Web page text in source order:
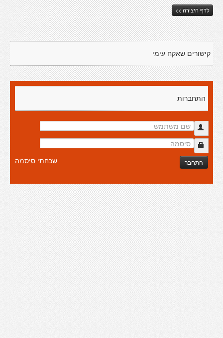
לדף היצירה >>
קישורים שאקח עימי
התחברות
התחבר שכחתי סיסמה